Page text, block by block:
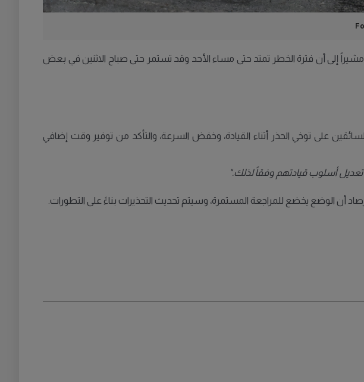
إلى أن فترة الخطر تمتد حتى مساء الأحد وقد تستمر حتى صباح الاثنين في بعض
على توخي الحذر أثناء القيادة، وخفض السرعة، والتأكد من توفير وقت إضافي
أسلوب قيادتهم وفقاً لذلك."
أن الوضع يخضع للمراجعة المستمرة، وسيتم تحديث التحذيرات بناءً على التطورات.